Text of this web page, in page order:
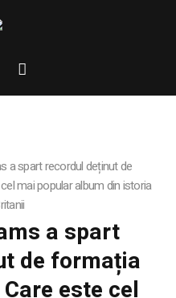
a spart recordul deținut de
mai popular album din istoria
a spart
de formația
este cel